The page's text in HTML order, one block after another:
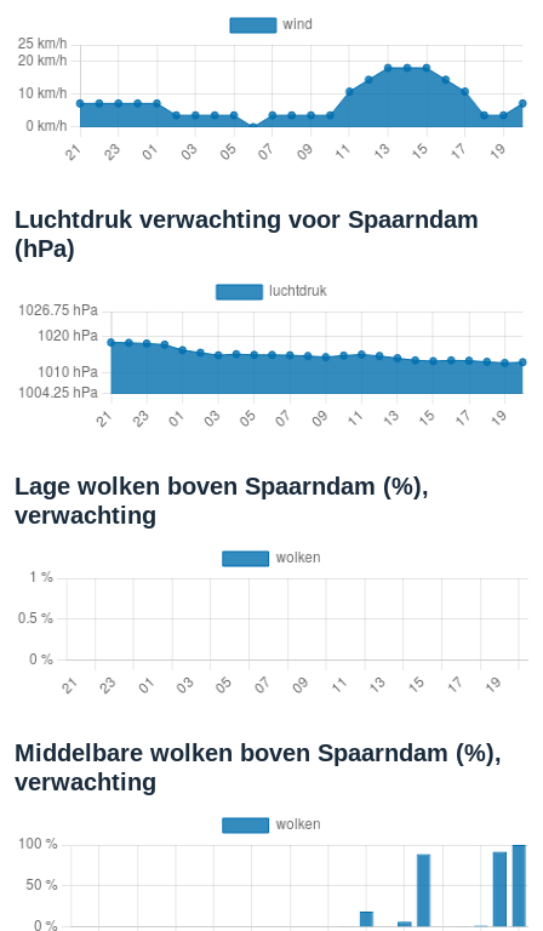
Luchtdruk verwachting voor Spaarndam
(hPa)
Lage wolken boven Spaarndam (%),
verwachting
Middelbare wolken boven Spaarndam (%),
verwachting